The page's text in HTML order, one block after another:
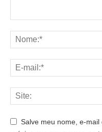
Salve meu nome, e-